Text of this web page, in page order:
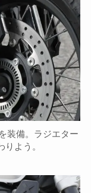
装備。ラジエター
よう。